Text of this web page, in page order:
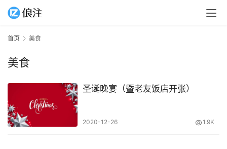
首页 美食
美食
圣诞晚宴（暨老友饭店开张）
2020-12-26 1.9K